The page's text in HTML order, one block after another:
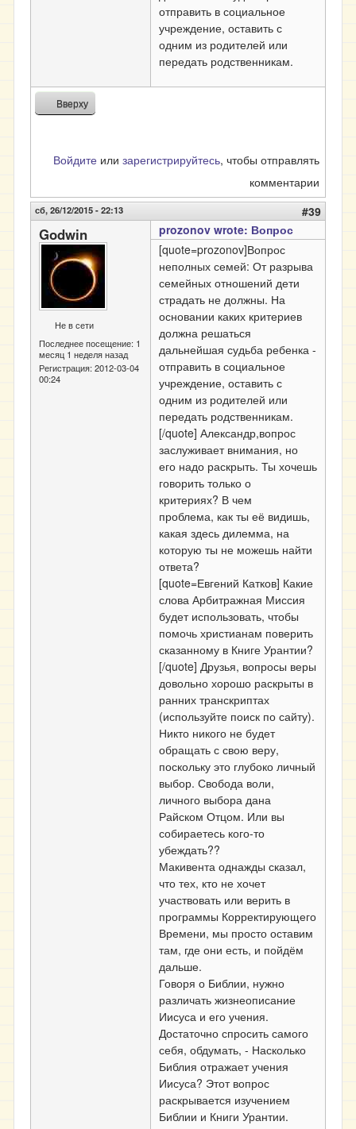
отправить в социальное
учреждение, оставить с
одним из родителей или
передать родственникам.
Вверху
Войдите или зарегистрируйтесь, чтобы отправлять
комментарии
сб, 26/12/2015 - 22:13 #39
Godwin
Не в сети
Последнее посещение: 1
месяц 1 неделя назад
Регистрация:2012-03-04
00:24
prozonov wrote: Вопрос
[quote=prozonov]Вопрос
неполных семей: От разрыва
семейных отношений дети
страдать не должны. На
основании каких критериев
должна решаться
дальнейшая судьба ребенка -
отправить в социальное
учреждение, оставить с
одним из родителей или
передать родственникам.
[/quote] Александр,вопрос
заслуживает внимания, но
его надо раскрыть. Ты хочешь
говорить только о
критериях? В чем
проблема, как ты её видишь,
какая здесь дилемма, на
которую ты не можешь найти
ответа?
[quote=Евгений Катков] Какие
слова Арбитражная Миссия
будет использовать, чтобы
помочь христианам поверить
сказанному в Книге Урантии?
[/quote] Друзья, вопросы веры
довольно хорошо раскрыты в
ранних транскриптах
(используйте поиск по сайту).
Никто никого не будет
обращать с свою веру,
поскольку это глубоко личный
выбор. Свобода воли,
личного выбора дана
Райском Отцом. Или вы
собираетесь кого-то
убеждать??
Макивента однажды сказал,
что тех, кто не хочет
участвовать или верить в
программы Корректирующего
Времени, мы просто оставим
там, где они есть, и пойдём
дальше.
Говоря о Библии, нужно
различать жизнеописание
Иисуса и его учения.
Достаточно спросить самого
себя, обдумать, - Насколько
Библия отражает учения
Иисуса? Этот вопрос
раскрывается изучением
Библии и Книги Урантии.